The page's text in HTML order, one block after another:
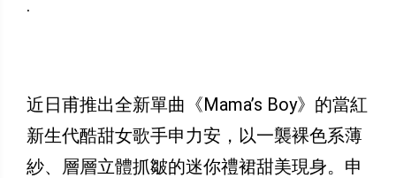
.
近日甫推出全新單曲《Mama’s Boy》的當紅
新生代酷甜女歌手申力安，以一襲裸色系薄
紗、層層立體抓皺的迷你禮裙甜美現身。申